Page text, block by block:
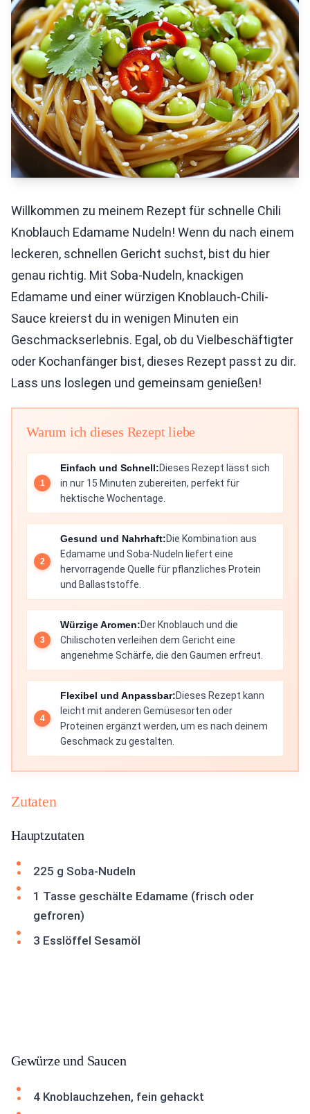
Willkommen zu meinem Rezept für schnelle Chili
Knoblauch Edamame Nudeln! Wenn du nach einem
leckeren, schnellen Gericht suchst, bist du hier
genau richtig. Mit Soba-Nudeln, knackigen
Edamame und einer würzigen Knoblauch-Chili-
Sauce kreierst du in wenigen Minuten ein
Geschmackserlebnis. Egal, ob du Vielbeschäftigter
oder Kochanfänger bist, dieses Rezept passt zu dir.
Lass uns loslegen und gemeinsam genießen!
Warum ich dieses Rezept liebe
Einfach und Schnell:Dieses Rezept lässt sich
in nur 15 Minuten zubereiten, perfekt für
hektische Wochentage.
Gesund und Nahrhaft:Die Kombination aus
Edamame und Soba-Nudeln liefert eine
hervorragende Quelle für pflanzliches Protein
und Ballaststoffe.
Würzige Aromen:Der Knoblauch und die
Chilischoten verleihen dem Gericht eine
angenehme Schärfe, die den Gaumen erfreut.
Flexibel und Anpassbar:Dieses Rezept kann
leicht mit anderen Gemüsesorten oder
Proteinen ergänzt werden, um es nach deinem
Geschmack zu gestalten.
Zutaten
Hauptzutaten
225 g Soba-Nudeln
1 Tasse geschälte Edamame (frisch oder
gefroren)
3 Esslöffel Sesamöl
Gewürze und Saucen
4 Knoblauchzehen, fein gehackt